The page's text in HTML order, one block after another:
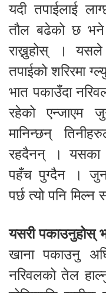
यदी तपाईलाई
तौल बढेको छ भने
राख्नुहोस् । यसले
तपाईको शरिरमा
भात पकाउँदा
रहेको एन्जाएम
मानिन्छन्
रहदैनन् । यसका
पहँच पुग्दैन । जुन
पर्छ त्यो पनि
यसरी पकाउनुहोस्
खाना पकाउनु
नरिवलको तेल